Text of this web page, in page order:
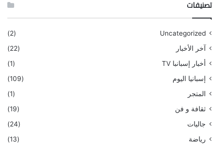
تصنيفات
Uncategorized
(2)
آخر الأخبار
(22)
أخبار إسبانبا TV
(1)
إسبانيا اليوم
(109)
المتجر
(1)
ثقافة و فن
(19)
جاليات
(24)
رياضة
(13)